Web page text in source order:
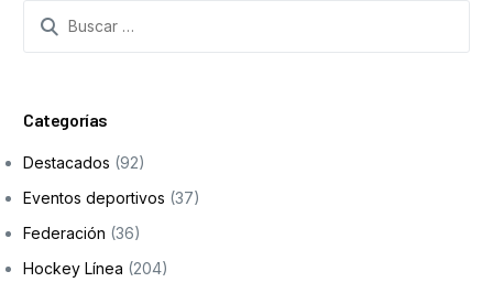
Categorías
Destacados (92)
Eventos deportivos (37)
Federación (36)
Hockey Línea (204)